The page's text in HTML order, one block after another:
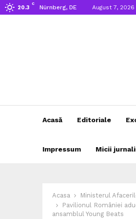
20.3
C
Nürnberg, DE August 7, 2026
Acasă Editoriale
Impressum Micii
Acasa
Ministerul
Pavilionul României
ansamblul Young Beats